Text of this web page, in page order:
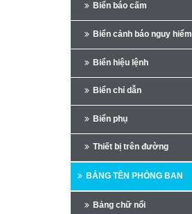
Biển báo cấm
Biển cảnh báo nguy hiểm
Biển hiệu lệnh
Biển chỉ dẫn
Biển phụ
Thiết bị trên đường
BẢNG TÊN PHÒNG BAN
Bảng chữ nổi